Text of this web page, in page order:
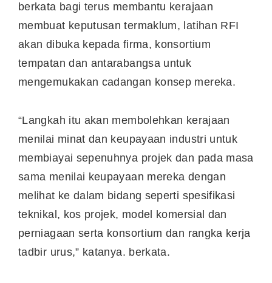
berkata bagi terus membantu kerajaan
membuat keputusan termaklum, latihan RFI
akan dibuka kepada firma, konsortium
tempatan dan antarabangsa untuk
mengemukakan cadangan konsep mereka.
“Langkah itu akan membolehkan kerajaan
menilai minat dan keupayaan industri untuk
membiayai sepenuhnya projek dan pada masa
sama menilai keupayaan mereka dengan
melihat ke dalam bidang seperti spesifikasi
teknikal, kos projek, model komersial dan
perniagaan serta konsortium dan rangka kerja
tadbir urus,” katanya. berkata.